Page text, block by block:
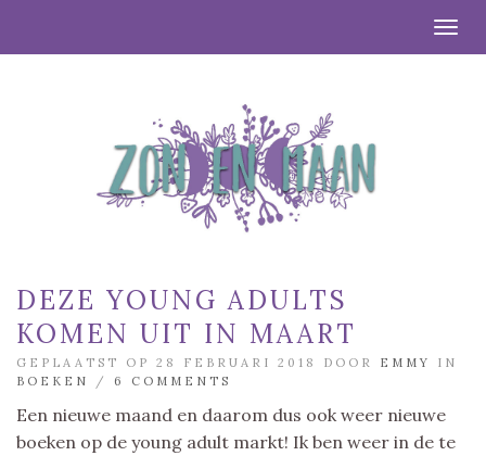
DEZE YOUNG ADULTS
KOMEN UIT IN MAART
GEPLAATST OP 28 FEBRUARI 2018 DOOR EMMY
IN
BOEKEN
/ 6 COMMENTS
Een nieuwe maand en daarom dus ook weer nieuwe
boeken op de young adult markt! Ik ben weer in de te